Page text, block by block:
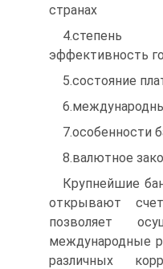
странах
4.степень
эффективность
5.состояние
7.особенности
8.валютное
Крупнейшие
открывают
позволяет
международные
различных